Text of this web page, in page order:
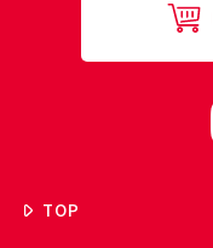
TOP